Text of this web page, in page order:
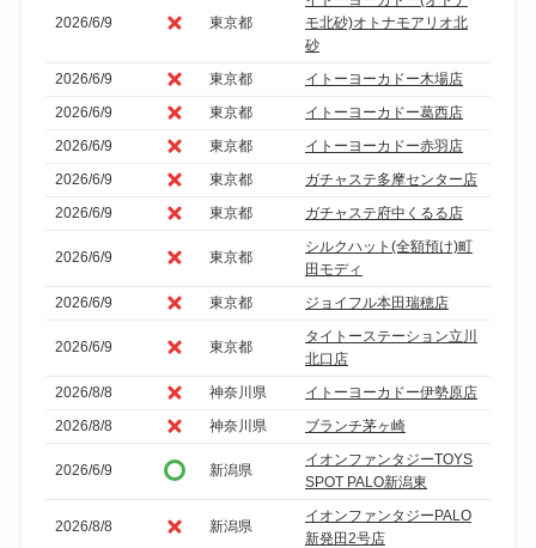
2026/6/9 東京都
モ北砂)オトナモアリオ北
砂
2026/6/9
東京都
イトーヨーカドー木場店
2026/6/9
東京都
イトーヨーカドー葛西店
2026/6/9
東京都
イトーヨーカドー赤羽店
2026/6/9
東京都
ガチャステ多摩センター店
2026/6/9
東京都 ガチャステ府中くるる店
2026/6/9 東京都
シルクハット(全額預け)町
田モディ
2026/6/9
東京都 ジョイフル本田瑞穂店
2026/6/9 東京都
タイトーステーション立川
北口店
2026/8/8
神奈川県
イトーヨーカドー伊勢原店
2026/8/8
神奈川県 ブランチ茅ヶ崎
2026/6/9 新潟県
イオンファンタジーTOYS
SPOT PALO新潟東
2026/8/8 新潟県
イオンファンタジーPALO
新発田2号店